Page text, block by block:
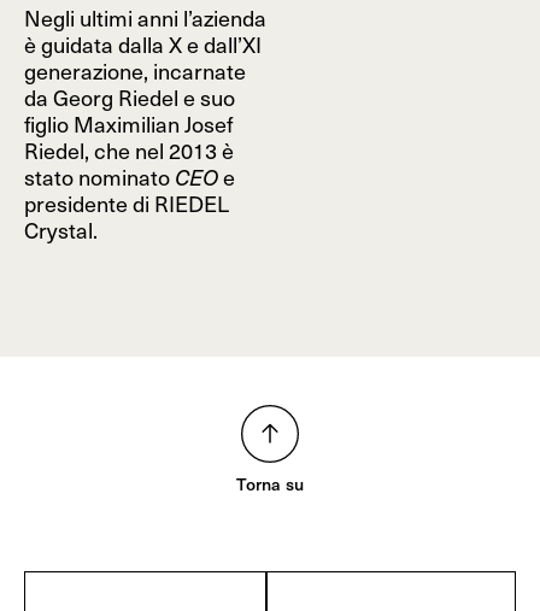
Negli ultimi anni l’azienda
è guidata dalla X e dall’XI
generazione, incarnate
da Georg Riedel e suo
figlio Maximilian Josef
Riedel, che nel 2013 è
stato nominato CEOe
presidente di RIEDEL
Crystal.
Torna su